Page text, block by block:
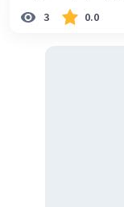
3 0.0